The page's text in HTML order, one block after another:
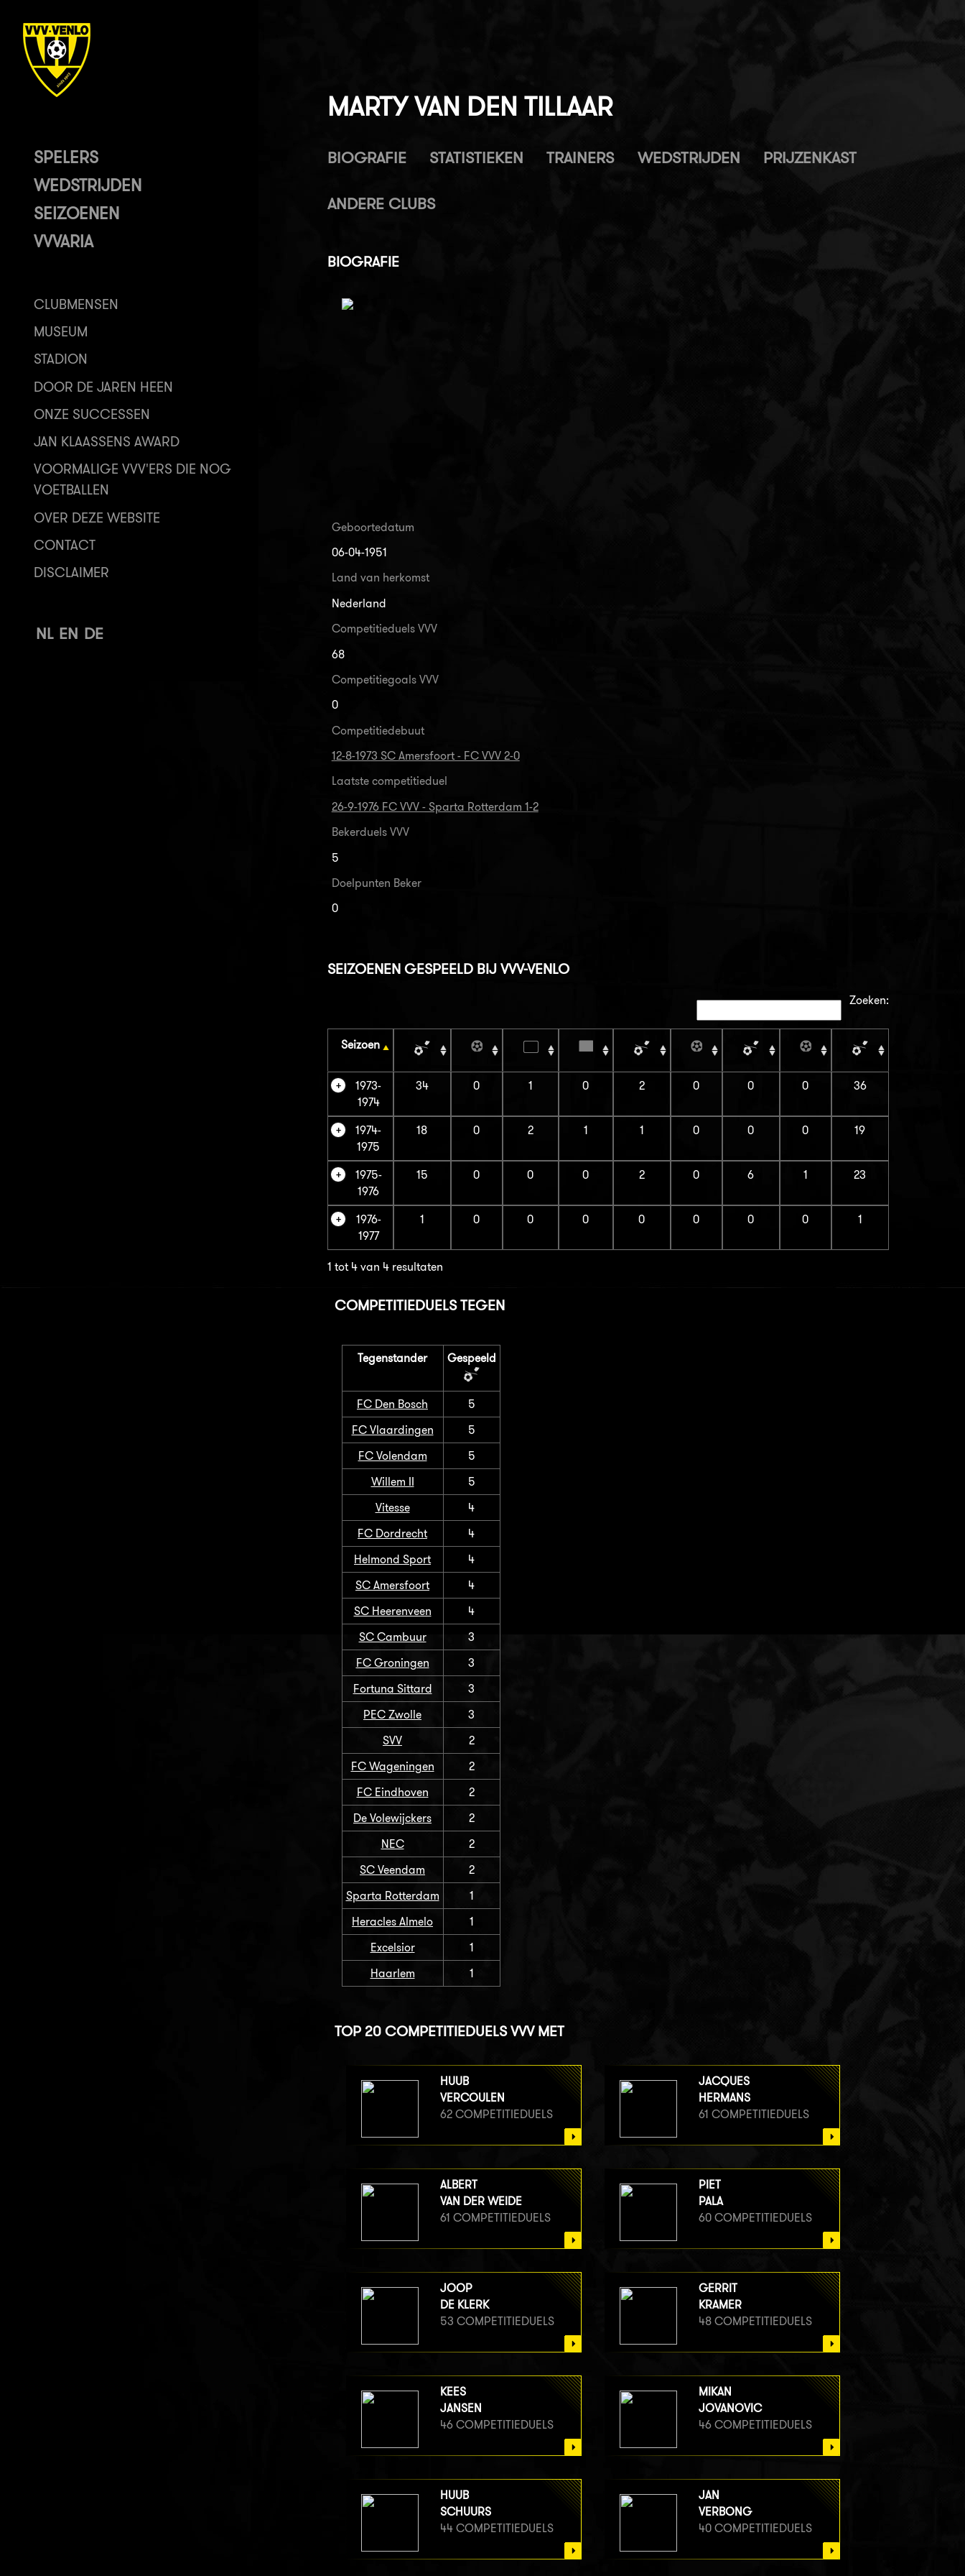
SPELERS
WEDSTRIJDEN
SEIZOENEN
VVVARIA
CLUBMENSEN
MUSEUM
STADION
DOOR DE JAREN HEEN
ONZE SUCCESSEN
JAN KLAASSENS AWARD
VOORMALIGE VVV'ERS DIE NOG
VOETBALLEN
OVER DEZE WEBSITE
CONTACT
DISCLAIMER
NL EN DE
MARTY VAN DEN TILLAAR
BIOGRAFIE STATISTIEKEN TRAINERS WEDSTRIJDEN PRIJZENKAST
ANDERE CLUBS
BIOGRAFIE
Geboortedatum
06-04-1951
Land van herkomst
Nederland
Competitieduels VVV
68
Competitiegoals VVV
0
Competitiedebuut
12-8-1973 SC Amersfoort - FC VVV 2-0
Laatste competitieduel
26-9-1976 FC VVV - Sparta Rotterdam 1-2
Bekerduels VVV
5
Doelpunten Beker
0
SEIZOENEN GESPEELD BIJ VVV-VENLO
Zoeken:
Seizoen
1973-
1974
34 0 1 0 2 0 0 0 36
1974-
1975
18 0 2 1 1 0 0 0 19
1975-
1976
15 0 0 0 2 0 6 1 23
1976-
1977
1 0 0 0 0 0 0 0 1
1 tot 4 van 4 resultaten
COMPETITIEDUELS TEGEN
Tegenstander Gespeeld
FC Den Bosch
5
FC Vlaardingen
5
FC Volendam
5
Willem II
5
Vitesse
4
FC Dordrecht
4
Helmond Sport
4
SC Amersfoort
4
SC Heerenveen
4
SC Cambuur
3
FC Groningen
3
Fortuna Sittard
3
PEC Zwolle
3
SVV
2
FC Wageningen
2
FC Eindhoven
2
De Volewijckers
2
NEC
2
SC Veendam
2
Sparta Rotterdam
1
Heracles Almelo
1
Excelsior
1
Haarlem
1
TOP 20 COMPETITIEDUELS VVV MET
HUUB
VERCOULEN
62 COMPETITIEDUELS
JACQUES
HERMANS
61 COMPETITIEDUELS
ALBERT
VAN DER WEIDE
61 COMPETITIEDUELS
PIET
PALA
60 COMPETITIEDUELS
JOOP
DE KLERK
53 COMPETITIEDUELS
GERRIT
KRAMER
48 COMPETITIEDUELS
KEES
JANSEN
46 COMPETITIEDUELS
MIKAN
JOVANOVIC
46 COMPETITIEDUELS
HUUB
SCHUURS
44 COMPETITIEDUELS
JAN
VERBONG
40 COMPETITIEDUELS